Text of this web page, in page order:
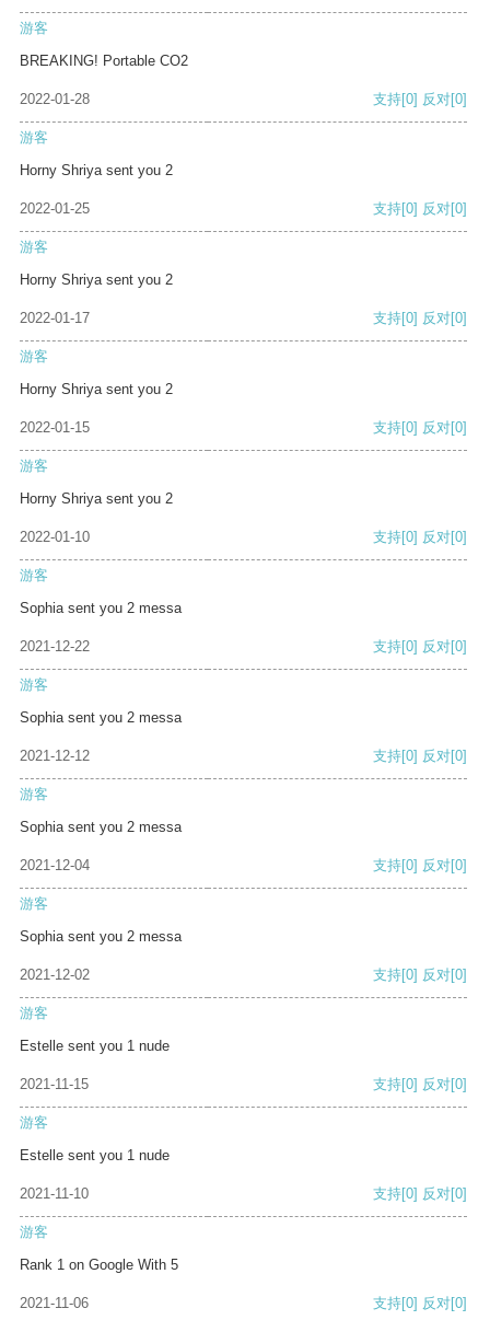
游客
BREAKING! Portable CO2
2022-01-28 支持[0] 反对[0]
游客
Horny Shriya sent you 2
2022-01-25 支持[0] 反对[0]
游客
Horny Shriya sent you 2
2022-01-17 支持[0] 反对[0]
游客
Horny Shriya sent you 2
2022-01-15 支持[0] 反对[0]
游客
Horny Shriya sent you 2
2022-01-10 支持[0] 反对[0]
游客
Sophia sent you 2 messa
2021-12-22 支持[0] 反对[0]
游客
Sophia sent you 2 messa
2021-12-12 支持[0] 反对[0]
游客
Sophia sent you 2 messa
2021-12-04 支持[0] 反对[0]
游客
Sophia sent you 2 messa
2021-12-02 支持[0] 反对[0]
游客
Estelle sent you 1 nude
2021-11-15 支持[0] 反对[0]
游客
Estelle sent you 1 nude
2021-11-10 支持[0] 反对[0]
游客
Rank 1 on Google With 5
2021-11-06 支持[0] 反对[0]